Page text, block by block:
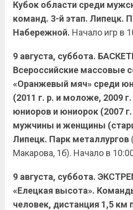
Кубок области среди
команд. 3-й этап. Липецк.
Набережной. Начало игр в
9 августа, суббота.
Всероссийские массовые
«Оранжевый мяч» среди
(2011 г. р. и моложе, 2009
юниоров и юниорок (2007
мужчины и женщины
Липецк. Парк металлургов
Макарова, 1б). Начало в
9 августа, суббота.
«Елецкая высота».
человек, дистанция 1,5 км